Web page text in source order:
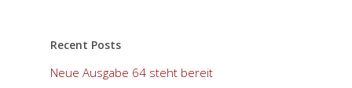
Recent Posts
Neue Ausgabe 64 steht bereit